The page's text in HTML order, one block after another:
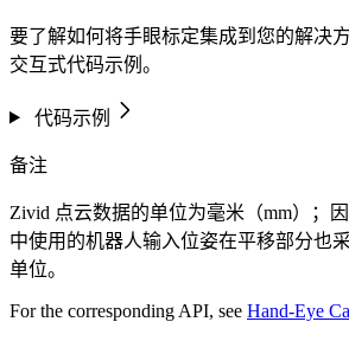
要了解如何将手眼标定集成到您的解决
交互式代码示例。
代码示例
备注
Zivid 点云数据的单位为毫米（mm）；
中使用的机器人输入位姿在平移部分也
单位。
For the corresponding API, see Hand-Eye